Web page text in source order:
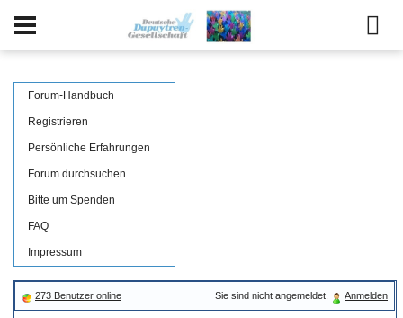
Forum-Handbuch
Registrieren
Persönliche Erfahrungen
Forum durchsuchen
Bitte um Spenden
FAQ
Impressum
273 Benutzer online Sie sind nicht angemeldet. Anmelden